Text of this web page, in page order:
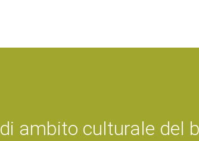
ambito culturale del